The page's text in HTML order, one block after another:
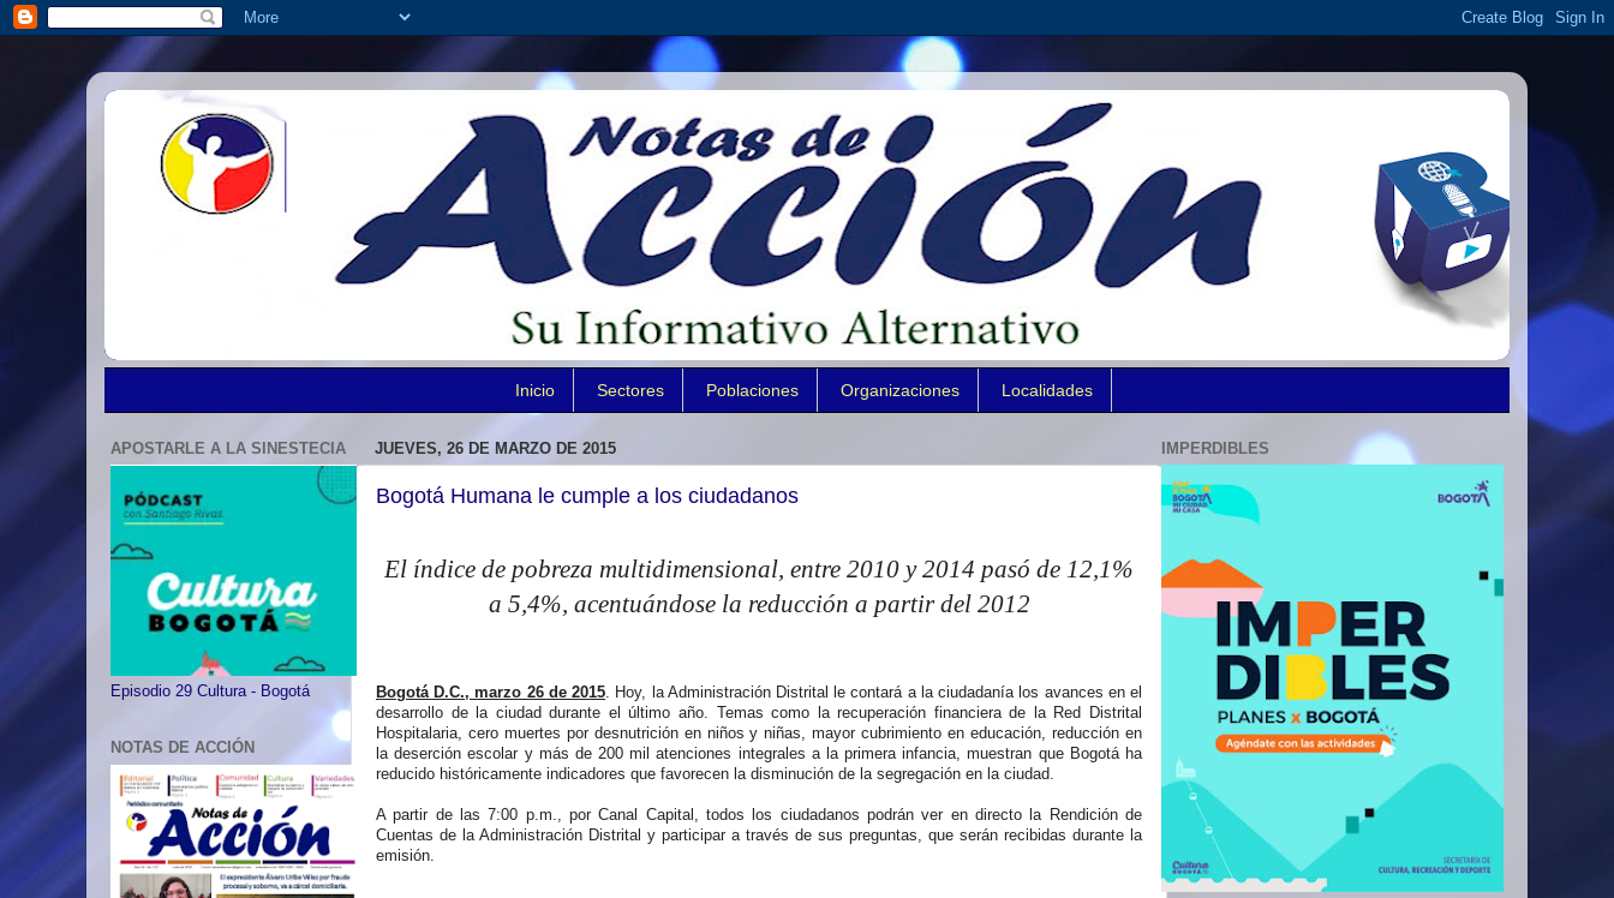
Inicio Sectores Poblaciones Organizaciones Localidades
JUEVES, 26 DE MARZO DE 2015
Bogotá Humana le cumple a los ciudadanos
El índice de pobreza multidimensional, entre 2010 y 2014 pasó de 12,1%
a 5,4%, acentuándose la reducción a partir del 2012
Bogotá D.C., marzo 26 de 2015. Hoy, la Administración Distrital le contará a la ciudadanía los avances en el
desarrollo de la ciudad durante el último año. Temas como la recuperación financiera de la Red Distrital
Hospitalaria, cero muertes por desnutrición en niños y niñas, mayor cubrimiento en educación, reducción en
la deserción escolar y más de 200 mil atenciones integrales a la primera infancia, muestran que Bogotá ha
reducido históricamente indicadores que favorecen la disminución de la segregación en la ciudad.
A partir de las 7:00 p.m., por Canal Capital, todos los ciudadanos podrán ver en directo la Rendición de
Cuentas de la Administración Distrital y participar a través de sus preguntas, que serán recibidas durante la
emisión.
APOSTARLE A LA SINESTECIA
Episodio 29 Cultura - Bogotá
NOTAS DE ACCIÓN
IMPERDIBLES